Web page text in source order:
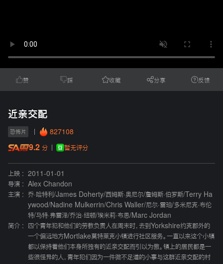
赞 踩 收藏 分享 反馈
近亲交配
恐怖片 827108
9.2 分 暂无评分
上映 :
2011-01-01
导演 :
Alex Chandon
主演 :
乔·哈特利 /James Doherty/西姆斯·奥尼尔/詹姆斯·伯罗斯/ Terry Ha
ywood/Nadine Mulkerrin/Chris Waller/尼尔·雷珀/多米尼克·布伦
特/马特·弗雷泽/乔治·纽顿/埃米莉·布思/Marc Jordan
简介 :
四个青年犯和他们的劳教负责人在周末时，去到Yorkshire约克郡外的
一个偏远地方Mortlake莫特莱克小镇进行社区服务。一直以来这个小镇
都以保持着他们本身所独有的近亲交配而引以为傲。镇上的居民都是一
些很怪异的人，青年犯们因为一件微不足道的小事与这群近亲交配的村